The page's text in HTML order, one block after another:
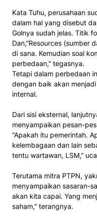
Kata Tuhu, perusahaan
dalam hal yang disebut
Golnya sudah jelas. Titik
Dan,”Resources (sumber
di sana. Kemudian soal
perbedaan,” tegasnya.
Tetapi dalam perbedaan
dengan baik akan
internal.
Dari sisi eksternal,
menyampaikan pesan-
“Apakah itu pemerintah.
kelembagaan dan lain
tentu wartawan, LSM,”
Terutama mitra PTPN,
menyampaikan sasaran-
akan kita capai. Yang
saham,” terangnya.